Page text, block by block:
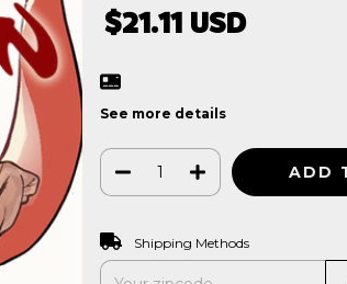
$21.11 USD
See more details
Shipping for zipcode:
Shipping Methods